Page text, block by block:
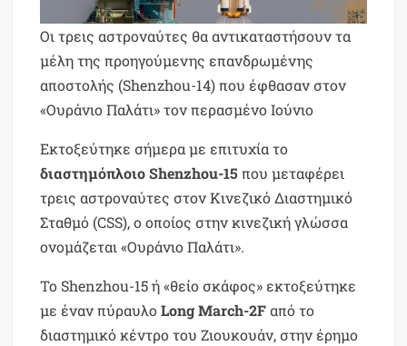
Οι τρεις αστροναύτες θα αντικαταστήσουν τα
μέλη της προηγούμενης επανδρωμένης
αποστολής (Shenzhou-14) που έφθασαν στον
«Ουράνιο Παλάτι» τον περασμένο Ιούνιο
Εκτοξεύτηκε σήμερα με επιτυχία το
διαστημόπλοιο Shenzhou-15 που μεταφέρει
τρεις αστροναύτες στον Κινεζικό Διαστημικό
Σταθμό (CSS), ο οποίος στην κινεζική γλώσσα
ονομάζεται «Ουράνιο Παλάτι».
Το Shenzhou-15 ή «θείο σκάφος» εκτοξεύτηκε
με έναν πύραυλοLong March-2Fαπό το
διαστημικό κέντρο του Ζιουκουάν, στην έρημο